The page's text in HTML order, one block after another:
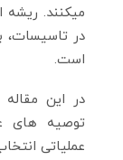
میکنند. ریشه
در تاسیسات،
است.
در این
توصیه‌ های
عملیاتی